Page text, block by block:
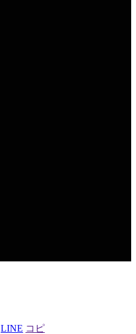
LINE コピ